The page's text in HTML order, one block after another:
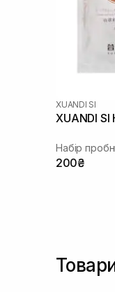
XUANDI SI
XUANDI
Набір
200₴